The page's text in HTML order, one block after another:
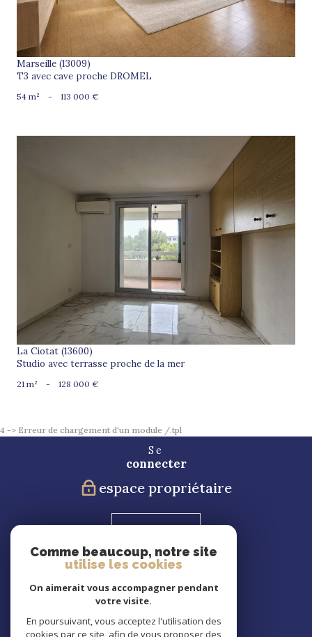
Marseille (13009)
T3 avec cave proche DROMEL
54 m² - 113 000 €
voir le bien
La Ciotat (13600)
Studio avec terrasse proche de la mer
21 m² - 128 000 €
4 -> Erreur de chargement d'un module /.tpl
Se
connecter
espace propriétaire
suivre
Comme beaucoup, notre site
utilise les cookies
On aimerait vous accompagner pendant
votre visite.
En poursuivant, vous acceptez l'utilisation des
cookies par ce site, afin de vous proposer des